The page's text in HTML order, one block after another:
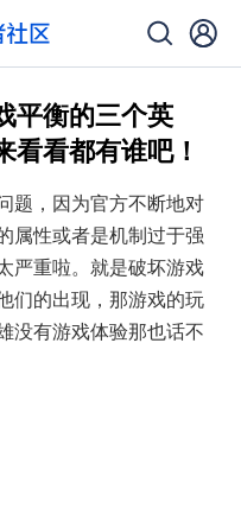
平衡的三个英
看都有谁吧！
题，因为官方不断地对
属性或者是机制过于强
严重啦。就是破坏游戏
们的出现，那游戏的玩
没有游戏体验那也话不